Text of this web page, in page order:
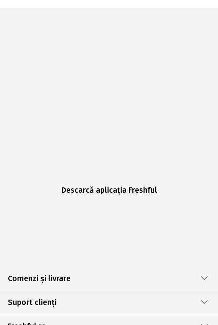
Descarcă aplicația Freshful
Comenzi și livrare
Suport clienți